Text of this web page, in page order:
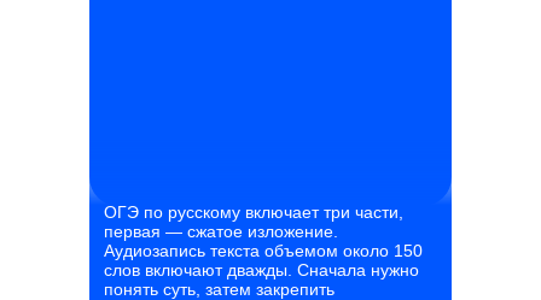
ОГЭ по русскому включает три части,
первая — сжатое изложение.
Аудиозапись текста объемом около 150
слов включают дважды. Сначала нужно
понять суть, затем закрепить